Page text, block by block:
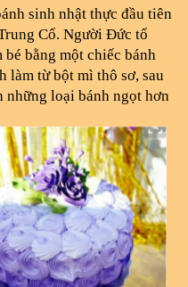
sinh nhật thực đầu tiên
Cổ. Người Đức tổ
bằng một chiếc bánh
làm từ bột mì thô sơ, sau
loại bánh ngọt hơn